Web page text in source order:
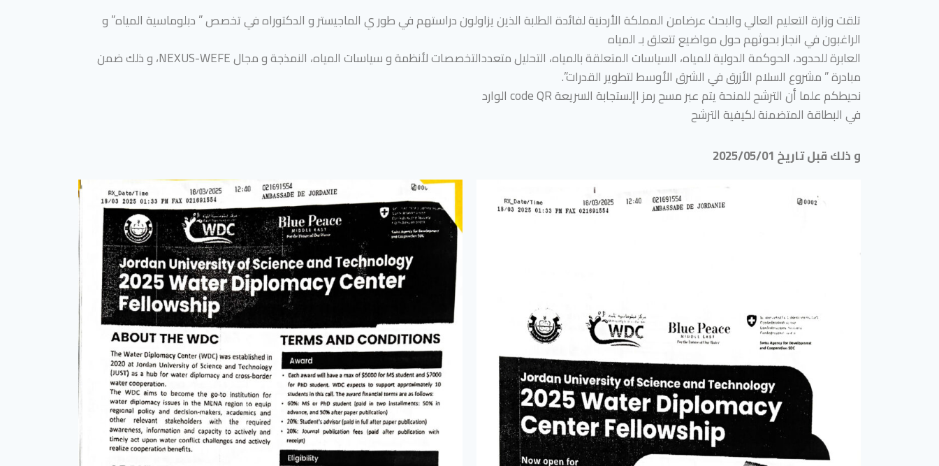
تلقت وزارة التعليم العالي والبحث عرضامن المملكة الأردنية لفائدة الطلبة الذين يزاولون دراستهم في طور ي الماجيستر و الدكتوراه في تخصص ” دبلوماسية المياه” و
الراغبون في انجاز بحوثهم حول مواضيع تتعلق بـ المياه
العابرة للحدود، الحوكمة الدولية للمياه، السياسات المتعلقة بالمياه، التحليل متعددالتخصصات لأنظمة و سياسات المياه، النمذجة و مجال NEXUS-WEFE، و ذلك ضمن
مبادرة ” مشروع السلام الأزرق في الشرق الأوسط لتطوير القدرات”.
نحيطكم علما أن الترشح للمنحة يتم عبر مسح رمز اإلستجابة السريعة code QR الوارد
في البطاقة المتضمنة لكيفية الترشح
و ذلك قبل تاريخ 2025/05/01